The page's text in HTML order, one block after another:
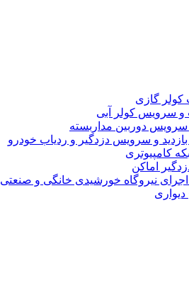
گازی
سرویس کولر آبی
دوربین مداربسته
و سرویس دزدگیر و ردیاب خودرو
کامپیوتری
اماکن
نیروگاه خورشیدی خانگی و صنعتی